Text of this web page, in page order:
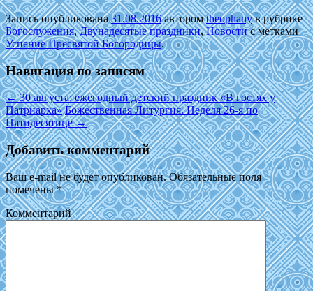
Запись опубликована31.08.2016авторомtheophanyв рубрике
Богослужения,Двунадесятые праздники,Новостис метками
Успение Пресвятой Богородицы.
Навигация по записям
←30 августа: ежегодный детский праздник «В гостях у
Патриарха» Божественная Литургия. Неделя 26-я по
Пятидесятице→
Добавить комментарий
Ваш e-mail не будет опубликован.Обязательные поля
помечены*
Комментарий